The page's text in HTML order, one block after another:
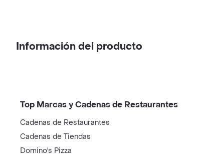
Información del producto
Top Marcas y Cadenas de Restaurantes
Cadenas de Restaurantes
Cadenas de Tiendas
Domino's Pizza